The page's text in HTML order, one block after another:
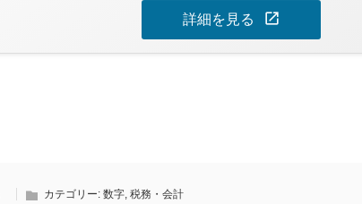
詳細を見る open_in_new
カテゴリー: 数字 税務・会計